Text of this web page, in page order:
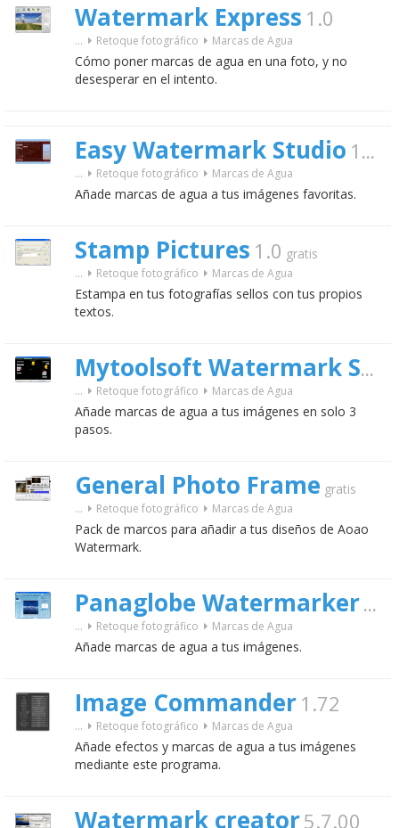
Watermark Express 1.0
... Retoque fotográfico Marcas de Agua
Cómo poner marcas de agua en una foto, y no
desesperar en el intento.
Easy Watermark Studio 1.4
... Retoque fotográfico Marcas de Agua
Añade marcas de agua a tus imágenes favoritas.
Stamp Pictures 1.0 gratis
... Retoque fotográfico Marcas de Agua
Estampa en tus fotografías sellos con tus propios
textos.
Mytoolsoft Watermark Software
... Retoque fotográfico Marcas de Agua
Añade marcas de agua a tus imágenes en solo 3
pasos.
General Photo Frame gratis
... Retoque fotográfico Marcas de Agua
Pack de marcos para añadir a tus diseños de Aoao
Watermark.
Panaglobe Watermarker
... Retoque fotográfico Marcas de Agua
Añade marcas de agua a tus imágenes.
Image Commander 1.72
... Retoque fotográfico Marcas de Agua
Añade efectos y marcas de agua a tus imágenes
mediante este programa.
Watermark creator5.7.00